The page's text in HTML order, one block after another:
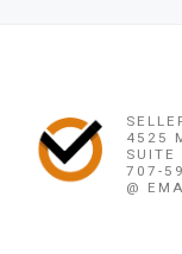
4525
707-
@